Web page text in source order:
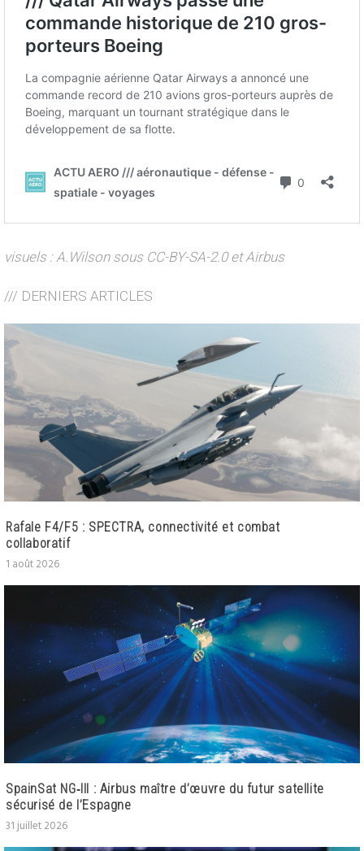
visuels : A.Wilson sous CC-BY-SA-2.0 et Airbus
/// DERNIERS ARTICLES
Rafale F4/F5 : SPECTRA, connectivité et combat
collaboratif
1 août 2026
SpainSat NG‑III : Airbus maître d’œuvre du futur satellite
sécurisé de l’Espagne
31 juillet 2026